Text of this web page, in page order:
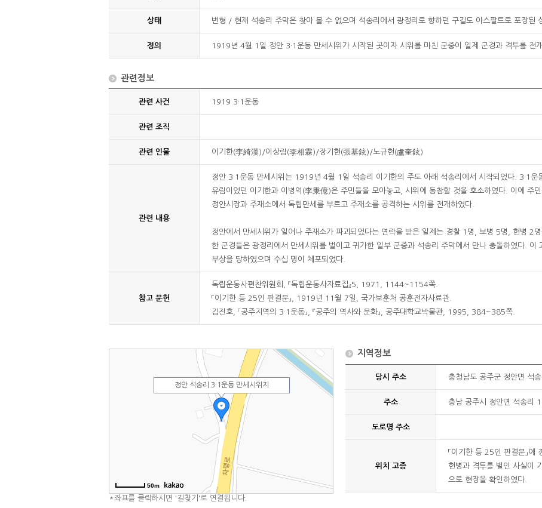
상태 변형 / 현재 석송리 주막은 찾아 볼 수 없으며 석송리에서 광정리로 향하던 구길도 아스팔트로 포장된
정의 1919년 4월 1일 정안 3·1운동 만세시위가 시작된 곳이자 시위를 마친 군중이 일제 군경과 격투를 전
관련정보
관련 사건 1919 3·1운동
관련 조직
관련 인물 이기한(李綺漢)/이상림(李相霖)/장기현(張基鉉)/노규현(盧奎鉉)
관련 내용
정안 3·1운동 만세시위는 1919년 4월 1일 석송리 이기한의 주도 아래 석송리에서 시작되었다. 3·1운
유림이었던 이기한과 이병억(李秉億)은 주민들을 모아놓고, 시위에 동참할 것을 호소하였다. 이에 주
정안시장과 주재소에서 독립만세를 부르고 주재소를 공격하는 시위를 전개하였다.
정안에서 만세시위가 일어나 주재소가 파괴되었다는 연락을 받은 일제는 경찰 1명, 보병 5명, 헌병 2
한 군경들은 광정리에서 만세시위를 벌이고 귀가한 일부 군중과 석송리 주막에서 만나 충돌하였다. 이
부상을 당하였으며 수십 명이 체포되었다.
참고 문헌
독립운동사편찬위원회, 『독립운동사자료집』5, 1971, 1144~1154쪽.
「이기한 등 25인 판결문」, 1919년 11월 7일, 국가보훈처 공훈전자사료관.
김진호, 「공주지역의 3·1운동」, 『공주의 역사와 문화』, 공주대학교박물관, 1995, 384~385쪽.
정안 석송리 3·1운동 만세시위지
50m
*좌표를 클릭하시면 '길찾기'로 연결됩니다.
지역정보
당시 주소 충청남도 공주군 정안면 석송
주소 충남 공주시 정안면 석송리
도로명 주소
위치 고증
「이기한 등 25인 판결문」
헌병과 격투를 벌인 사실이
으로 현장을 확인하였다.